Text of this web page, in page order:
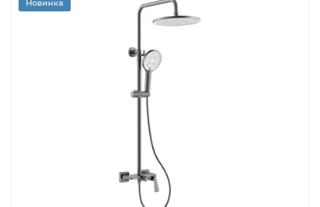
Новинка